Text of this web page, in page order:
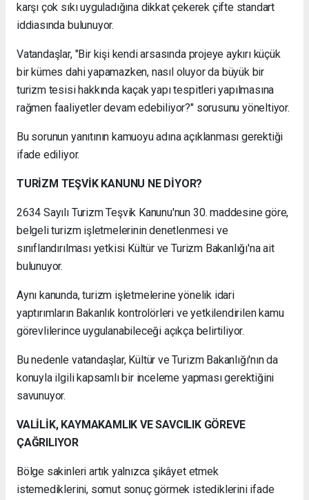
karşı çok sıkı uyguladığına dikkat çekerek çifte standart
iddiasında bulunuyor.
Vatandaşlar, "Bir kişi kendi arsasında projeye aykırı küçük
bir kümes dahi yapamazken, nasıl oluyor da büyük bir
turizm tesisi hakkında kaçak yapı tespitleri yapılmasına
rağmen faaliyetler devam edebiliyor?" sorusunu yöneltiyor.
Bu sorunun yanıtının kamuoyu adına açıklanması gerektiği
ifade ediliyor.
TURİZM TEŞVİK KANUNU NE DİYOR?
2634 Sayılı Turizm Teşvik Kanunu'nun 30. maddesine göre,
belgeli turizm işletmelerinin denetlenmesi ve
sınıflandırılması yetkisi Kültür ve Turizm Bakanlığı'na ait
bulunuyor.
Aynı kanunda, turizm işletmelerine yönelik idari
yaptırımların Bakanlık kontrolörleri ve yetkilendirilen kamu
görevlilerince uygulanabileceği açıkça belirtiliyor.
Bu nedenle vatandaşlar, Kültür ve Turizm Bakanlığı'nın da
konuyla ilgili kapsamlı bir inceleme yapması gerektiğini
savunuyor.
VALİLİK, KAYMAKAMLIK VE SAVCILIK GÖREVE
ÇAĞRILIYOR
Bölge sakinleri artık yalnızca şikâyet etmek
istemediklerini, somut sonuç görmek istediklerini ifade